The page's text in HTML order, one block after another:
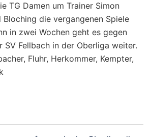
TG Damen um Trainer Simon
Bloching die vergangenen Spiele
in zwei Wochen geht es gegen
SV Fellbach in der Oberliga weiter.
Fluhr, Herkommer, Kempter,